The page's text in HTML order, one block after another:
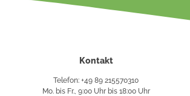
Kontakt
Telefon: +49 89 215570310
Mo. bis Fr., 9:00 Uhr bis 18:00 Uhr